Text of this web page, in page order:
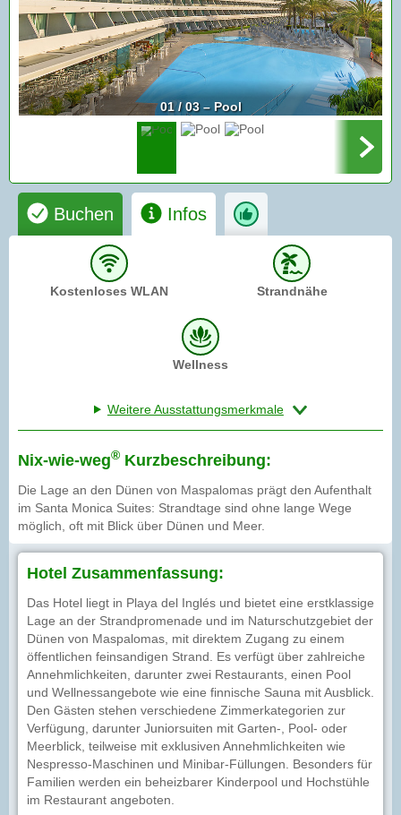
01 / 03 – Pool
Buchen Infos
Kostenloses WLAN Strandnähe
Wellness
Weitere Ausstattungsmerkmale
Nix-wie-weg® Kurzbeschreibung:
Die Lage an den Dünen von Maspalomas prägt den Aufenthalt
im Santa Monica Suites: Strandtage sind ohne lange Wege
möglich, oft mit Blick über Dünen und Meer.
Hotel Zusammenfassung:
Das Hotel liegt in Playa del Inglés und bietet eine erstklassige
Lage an der Strandpromenade und im Naturschutzgebiet der
Dünen von Maspalomas, mit direktem Zugang zu einem
öffentlichen feinsandigen Strand. Es verfügt über zahlreiche
Annehmlichkeiten, darunter zwei Restaurants, einen Pool
und Wellnessangebote wie eine finnische Sauna mit Ausblick.
Den Gästen stehen verschiedene Zimmerkategorien zur
Verfügung, darunter Juniorsuiten mit Garten-, Pool- oder
Meerblick, teilweise mit exklusiven Annehmlichkeiten wie
Nespresso-Maschinen und Minibar-Füllungen. Besonders für
Familien werden ein beheizbarer Kinderpool und Hochstühle
im Restaurant angeboten.